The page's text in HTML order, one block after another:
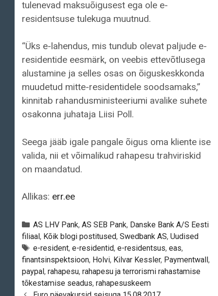
tulenevad maksuõigusest ega ole e-
residentsuse tulekuga muutnud.
“Üks e-lahendus, mis tundub olevat paljude e-
residentide eesmärk, on veebis ettevõtlusega
alustamine ja selles osas on õiguskeskkonda
muudetud mitte-residentidele soodsamaks,”
kinnitab rahandusministeeriumi avalike suhete
osakonna juhataja Liisi Poll.
Seega jääb igale pangale õigus oma kliente ise
valida, nii et võimalikud rahapesu trahviriskid
on maandatud.
Allikas: err.ee
Categories
AS LHV Pank, AS SEB Pank, Danske Bank A/S Eesti
filiaal , Kõik blogi postitused, Swedbank AS, Uudised
Tags
e-resident, e-residentid, e-residentsus, eas,
finantsinspektsioon, Holvi, Kilvar Kessler, Paymentwall ,
paypal , rahapesu, rahapesu ja terrorismi rahastamise
tõkestamise seadus, rahapesuskeem